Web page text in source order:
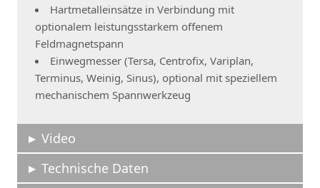
Hartmetalleinsätze in Verbindung mit
optionalem leistungsstarkem offenem
Feldmagnetspann
Einwegmesser (Tersa, Centrofix, Variplan,
Terminus, Weinig, Sinus), optional mit speziellem
mechanischem Spannwerkzeug
Video
Technische Daten